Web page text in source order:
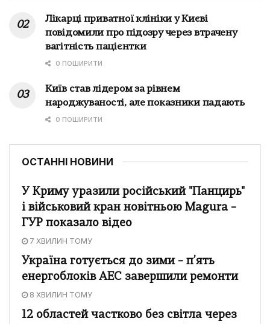
Лікарці приватної клініки у Києві
повідомили про підозру через втрачену
вагітність пацієнтки
0 ПОШИРИТИ
Київ став лідером за рівнем
народжуваності, але показники падають
0 ПОШИРИТИ
ОСТАННІ НОВИНИ
У Криму уразили російський "Панцирь"
і військовий кран новітньою Magura –
ГУР показало відео
7 ХВИЛИН ТОМУ
Україна готується до зими – п’ять
енергоблоків АЕС завершили ремонти
8 ХВИЛИН ТОМУ
12 областей частково без світла через